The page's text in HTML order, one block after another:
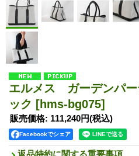
エルメス ガーデンパー
ック [hms-bg075]
販売価格: 111,240円(税込)
Facebookでシェア
返品特約に関する重要事項